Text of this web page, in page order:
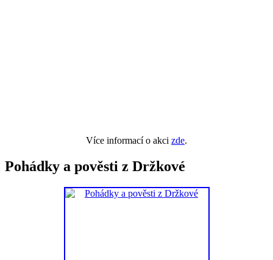
Více informací o akci zde.
Pohádky a pověsti z Držkové